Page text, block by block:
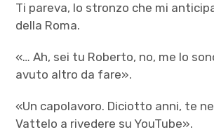
Ti pareva, lo stronzo che mi
della Roma.
«… Ah, sei tu Roberto, no, me lo
avuto altro da fare».
«Un capolavoro. Diciotto anni, te
Vattelo a rivedere su YouTube».